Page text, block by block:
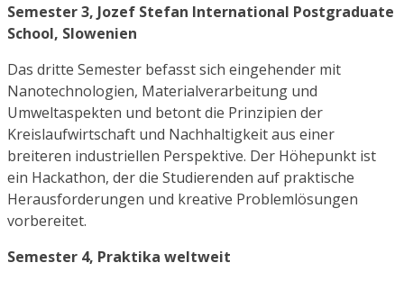
Semester 3, Jozef Stefan International Postgraduate
School, Slowenien
Das dritte Semester befasst sich eingehender mit
Nanotechnologien, Materialverarbeitung und
Umweltaspekten und betont die Prinzipien der
Kreislaufwirtschaft und Nachhaltigkeit aus einer
breiteren industriellen Perspektive. Der Höhepunkt ist
ein Hackathon, der die Studierenden auf praktische
Herausforderungen und kreative Problemlösungen
vorbereitet.
Semester 4, Praktika weltweit